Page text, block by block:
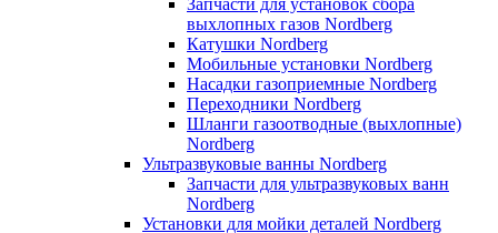
выхлопных газов Nordberg
Катушки Nordberg
Мобильные установки Nordberg
Насадки газоприемные Nordberg
Переходники Nordberg
Шланги газоотводные (выхлопные)
Nordberg
Ультразвуковые ванны Nordberg
Запчасти для ультразвуковых ванн
Nordberg
Установки для мойки деталей Nordberg